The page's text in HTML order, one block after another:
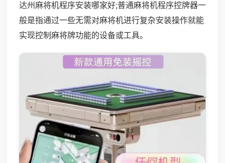
达州麻将机程序安装哪家好;普通麻将机程序控牌器一
般是指通过一些无需对麻将机进行复杂安装操作就能
实现控制麻将牌功能的设备或工具。